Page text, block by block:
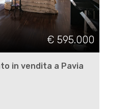
€ 595.000
in vendita a Pavia